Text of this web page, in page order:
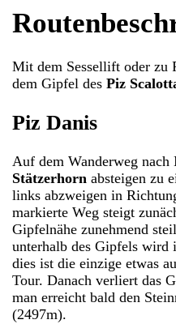
Mit dem Sessellift oder zu
dem Gipfel desPiz
Piz Danis
Auf dem Wanderweg
Stätzerhorn absteigen zu
links abzweigen in
markierte Weg steigt
Gipfelnähe zunehmend
unterhalb des Gipfels wird
dies ist die einzige etwas
Tour. Danach verliert das
man erreicht bald den
(2497m).